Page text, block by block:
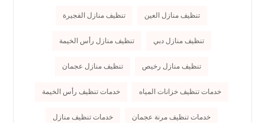
تنظيف منازل العين تنظيف منازل الفجيرة
تنظيف منازل دبي تنظيف منازل رأس الخيمة
تنظيف منازل رخيص تنظيف منازل عجمان
خدمات تنظيف خزانات المياه خدمات تنظيف رأس الخيمة
خدمات تنظيف مرنة عجمان خدمات تنظيف منازل